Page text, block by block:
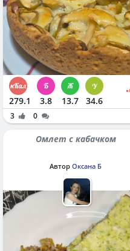
279.1 3.8 13.7 34.6
3 0
Омлет с кабачком
Автор Оксана Б